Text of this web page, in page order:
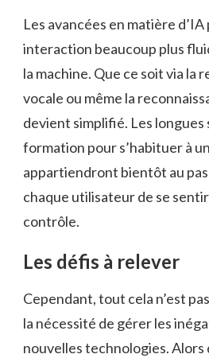
Les avancées en matière
interaction beaucoup plus
la machine. Que ce soit via la
vocale ou même la
devient simplifié. Les longues
formation pour s’habituer à
appartiendront bientôt au
chaque utilisateur de se
contrôle.
Les défis à relever
Cependant, tout cela n’est
la nécessité de gérer les
nouvelles technologies. Alors